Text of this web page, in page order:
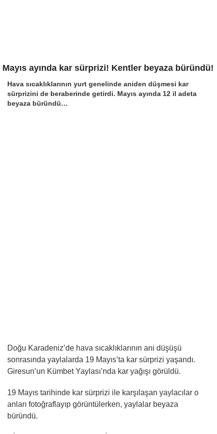
Mayıs ayında kar sürprizi! Kentler beyaza büründü!
Hava sıcaklıklarının yurt genelinde aniden düşmesi kar
sürprizini de beraberinde getirdi. Mayıs ayında 12 il adeta
beyaza büründü…
Doğu Karadeniz’de hava sıcaklıklarının ani düşüşü
sonrasında yaylalarda 19 Mayıs’ta kar sürprizi yaşandı.
Giresun’un Kümbet Yaylası’nda kar yağışı görüldü.
19 Mayıs tarihinde kar sürprizi ile karşılaşan yaylacılar o
anları fotoğraflayıp görüntülerken, yaylalar beyaza
büründü.